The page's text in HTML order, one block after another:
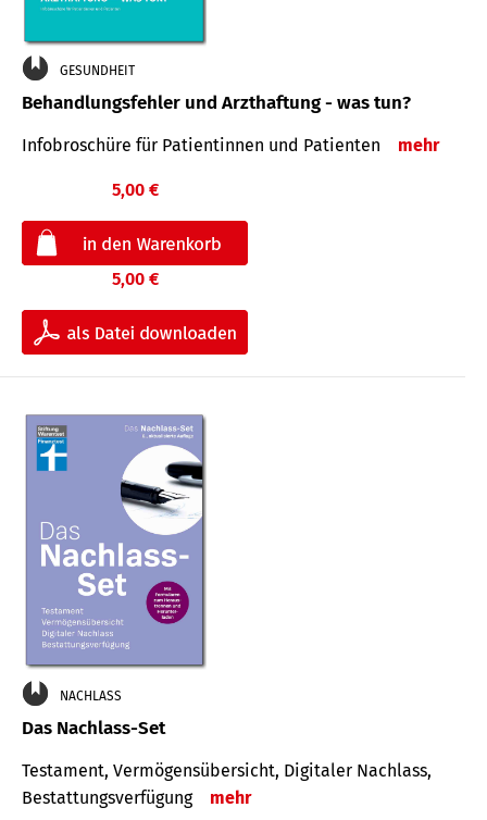
GESUNDHEIT
Behandlungsfehler und Arzthaftung - was tun?
Infobroschüre für Patientinnen und Patienten mehr
5,00 €
5,00 €
NACHLASS
Das Nachlass-Set
Testament, Vermögens­übersicht, Digitaler Nach­lass,
Bestat­tungs­ver­fügung
mehr